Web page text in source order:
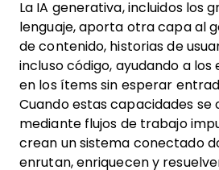
La IA generativa, incluidos los
lenguaje, aporta otra capa al
de contenido, historias de
incluso código, ayudando a los
en los ítems sin esperar
Cuando estas capacidades se
mediante flujos de trabajo
crean un sistema conectado
enrutan, enriquecen y